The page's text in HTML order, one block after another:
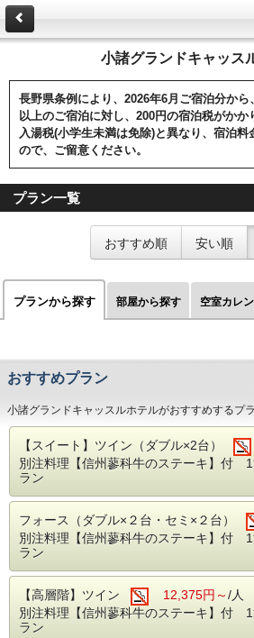
小諸グランドキャッス
長野県条例により、2026年6月ご宿泊分から
以上のご宿泊に対し、200円の宿泊税がかか
入湯税(小学生未満は免除)と異なり、宿泊
ので、ご留意ください。
プラン一覧
おすすめ順 安い順
プランから探す 部屋から探す 空室カレ
おすすめプラン
小諸グランドキャッスルホテルがおすすめするプ
【スイート】ツイン（ダブル×2台）
別注料理【信州蓼科牛のステーキ】付
ラン
フォース（ダブル×２台・セミ×２台）
別注料理【信州蓼科牛のステーキ】付
ラン
【高層階】ツイン 12,375円～/人
別注料理【信州蓼科牛のステーキ】付
ラン